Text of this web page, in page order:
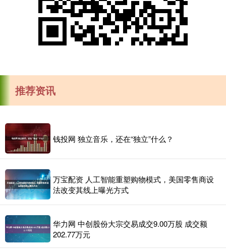
推荐资讯
钱投网 独立音乐，还在“独立”什么？
万宝配资 人工智能重塑购物模式，美国零售商设
法改变其线上曝光方式
华力网 中创股份大宗交易成交9.00万股 成交额
202.77万元